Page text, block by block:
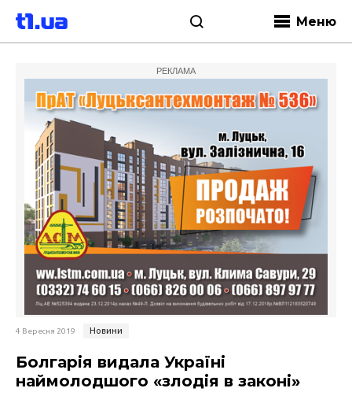
Меню
РЕКЛАМА
4 Вересня 2019 Новини
Болгарія видала Україні
наймолодшого «злодія в законі»